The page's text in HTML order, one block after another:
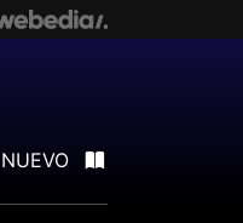
NUEVO